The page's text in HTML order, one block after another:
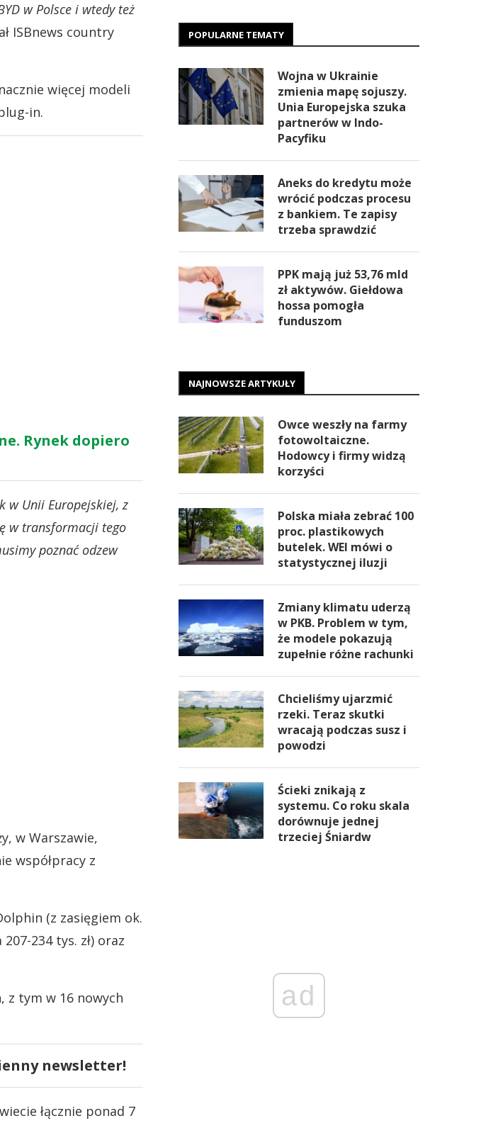
w Polsce i wtedy też
ISBnews country
więcej modeli
in.
Rynek dopiero
w Unii Europejskiej, z
w transformacji tego
poznać odzew
w Warszawie,
współpracy z
(z zasięgiem ok.
234 tys. zł) oraz
z tym w 16 nowych
newsletter!
łącznie ponad 7
POPULARNE TEMATY
Wojna w Ukrainie
zmienia mapę sojuszy.
Unia Europejska szuka
partnerów w Indo-
Pacyfiku
Aneks do kredytu może
wrócić podczas procesu
z bankiem. Te zapisy
trzeba sprawdzić
PPK mają już 53,76 mld
zł aktywów. Giełdowa
hossa pomogła
funduszom
NAJNOWSZE ARTYKUŁY
Owce weszły na farmy
fotowoltaiczne.
Hodowcy i firmy widzą
korzyści
Polska miała zebrać 100
proc. plastikowych
butelek. WEI mówi o
statystycznej iluzji
Zmiany klimatu uderzą
w PKB. Problem w tym,
że modele pokazują
zupełnie różne rachunki
Chcieliśmy ujarzmić
rzeki. Teraz skutki
wracają podczas susz i
powodzi
Ścieki znikają z
systemu. Co roku skala
dorównuje jednej
trzeciej Śniardw
ad